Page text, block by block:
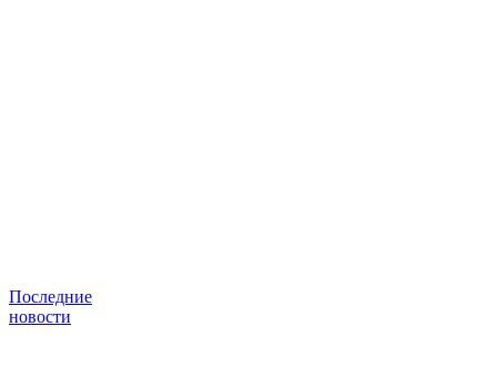
Последние
новости